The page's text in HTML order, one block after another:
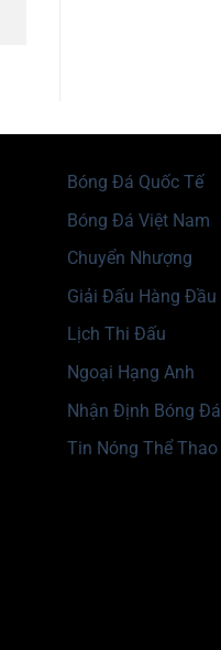
Bóng Đá Quốc Tế
Bóng Đá Việt Nam
Chuyển Nhượng
Giải Đấu Hàng Đầu
Lịch Thi Đấu
Ngoại Hạng Anh
Nhận Định Bóng Đá
Tin Nóng Thể Thao